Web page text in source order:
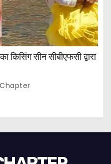
किसिंग सीन सीबीएफसी द्वारा